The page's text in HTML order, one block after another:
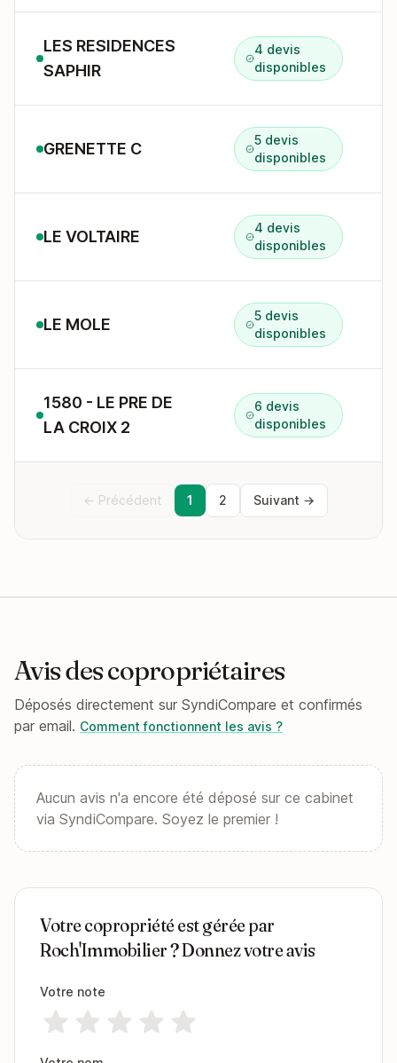
LES RESIDENCES
SAPHIR
4 devis
disponibles
GRENETTE C
5 devis
disponibles
LE VOLTAIRE
4 devis
disponibles
LE MOLE
5 devis
disponibles
1580 - LE PRE DE
LA CROIX 2
6 devis
disponibles
← Précédent 1 2 Suivant →
Avis des copropriétaires
Déposés directement sur SyndiCompare et confirmés
par email. Comment fonctionnent les avis ?
Aucun avis n'a encore été déposé sur ce cabinet
via SyndiCompare. Soyez le premier !
Votre copropriété est gérée par
Roch'Immobilier ? Donnez votre avis
Votre note